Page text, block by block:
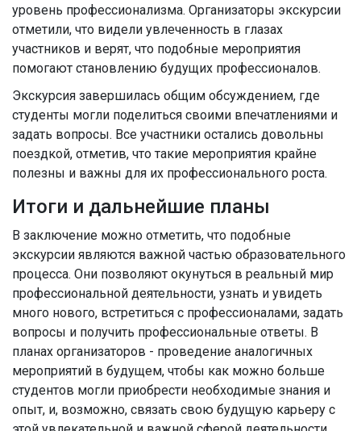
уровень профессионализма. Организаторы экскурсии
отметили, что видели увлеченность в глазах
участников и верят, что подобные мероприятия
помогают становлению будущих профессионалов.
Экскурсия завершилась общим обсуждением, где
студенты могли поделиться своими впечатлениями и
задать вопросы. Все участники остались довольны
поездкой, отметив, что такие мероприятия крайне
полезны и важны для их профессионального роста.
Итоги и дальнейшие планы
В заключение можно отметить, что подобные
экскурсии являются важной частью образовательного
процесса. Они позволяют окунуться в реальный мир
профессиональной деятельности, узнать и увидеть
много нового, встретиться с профессионалами, задать
вопросы и получить профессиональные ответы. В
планах организаторов - проведение аналогичных
мероприятий в будущем, чтобы как можно больше
студентов могли приобрести необходимые знания и
опыт, и, возможно, связать свою будущую карьеру с